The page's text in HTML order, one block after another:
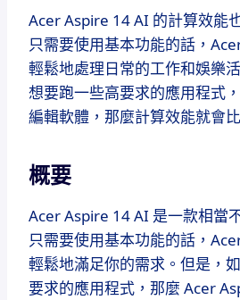
Acer Aspire 14 AI 的計算效能
只需要使用基本功能的話，
輕鬆地處理日常的工作和娛樂
想要跑一些高要求的應用程式
編輯軟體，那麼計算效能就會
概要
Acer Aspire 14 AI 是一款相當
只需要使用基本功能的話，
輕鬆地滿足你的需求。但是，
要求的應用程式，那麼 Acer